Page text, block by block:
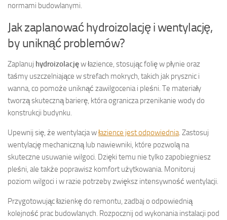
normami budowlanymi.
Jak zaplanować hydroizolację i wentylację,
by uniknąć problemów?
Zaplanuj hydroizolacjęw łazience, stosując folię w płynie oraz
taśmy uszczelniające w strefach mokrych, takich jak prysznic i
wanna, co pomoże uniknąć zawilgocenia i pleśni. Te materiały
tworzą skuteczną barierę, która ogranicza przenikanie wody do
konstrukcji budynku.
Upewnij się, że wentylacja włazience jest odpowiednia . Zastosuj
wentylację mechaniczną lub nawiewniki, które pozwolą na
skuteczne usuwanie wilgoci. Dzięki temu nie tylko zapobiegniesz
pleśni, ale także poprawisz komfort użytkowania. Monitoruj
poziom wilgoci i w razie potrzeby zwiększ intensywność wentylacji.
Przygotowując łazienkę do remontu, zadbaj o odpowiednią
kolejność prac budowlanych. Rozpocznij od wykonania instalacji pod